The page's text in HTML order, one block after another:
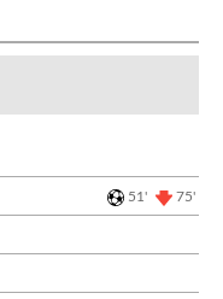
51' 75'